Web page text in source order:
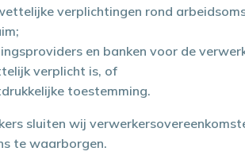
verplichtingen rond
en banken voor de
verplicht is, of
toestemming.
sluiten wij
te waarborgen.